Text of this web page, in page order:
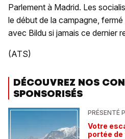
Parlement à Madrid. Les
le début de la campagne,
avec Bildu si jamais ce dernier
(ATS)
DÉCOUVREZ NOS
SPONSORISÉS
PRÉSENTÉ
Votre
portée de